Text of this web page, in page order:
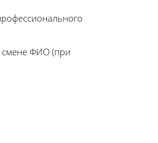
смене ФИО (при